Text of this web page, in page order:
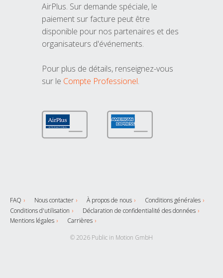
AirPlus. Sur demande spéciale, le
paiement sur facture peut être
disponible pour nos partenaires et des
organisateurs d'événements.
Pour plus de détails, renseignez-vous
sur le Compte Professionel.
FAQ Nous contacter À propos de nous
Conditions générales
Conditions d'utilisation
Déclaration de confidentialité des données
Mentions légales
Carrières
© 2026 Public in Motion GmbH